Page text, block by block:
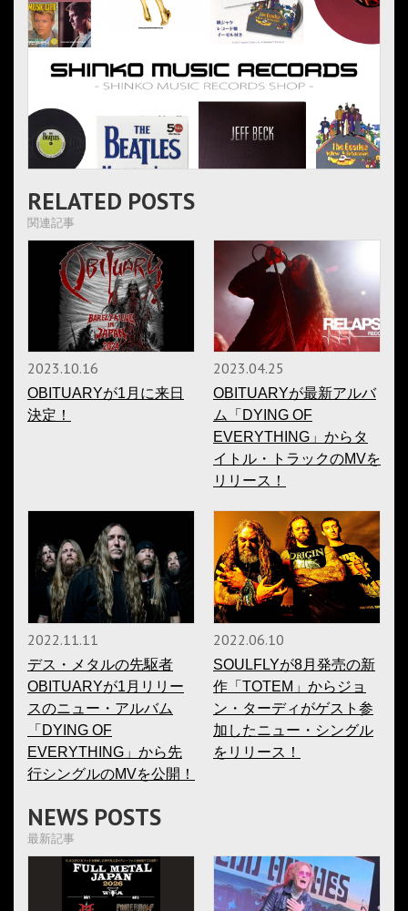
RELATED POSTS
関連記事
2023.10.16
OBITUARYが1月に来日
決定！
2023.04.25
OBITUARYが最新アルバ
ム「DYING OF
EVERYTHING」からタ
イトル・トラックのMVを
リリース！
2022.11.11
デス・メタルの先駆者
OBITUARYが1月リリー
スのニュー・アルバム
「DYING OF
EVERYTHING」から先
行シングルのMVを公開！
2022.06.10
SOULFLYが8月発売の新
作「TOTEM」からジョ
ン・ターディがゲスト参
加したニュー・シングル
をリリース！
NEWS POSTS
最新記事